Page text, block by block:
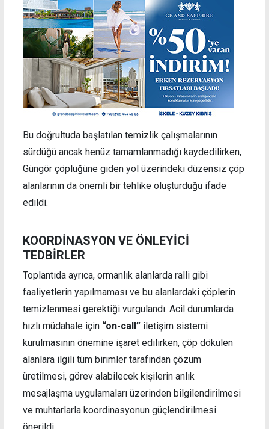
Bu doğrultuda başlatılan temizlik çalışmalarının
sürdüğü ancak henüz tamamlanmadığı kaydedilirken,
Güngör çöplüğüne giden yol üzerindeki düzensiz çöp
alanlarının da önemli bir tehlike oluşturduğu ifade
edildi.
KOORDİNASYON VE ÖNLEYİCİ
TEDBİRLER
Toplantıda ayrıca, ormanlık alanlarda ralli gibi
faaliyetlerin yapılmaması ve bu alanlardaki çöplerin
temizlenmesi gerektiği vurgulandı. Acil durumlarda
hızlı müdahale için “on-call” iletişim sistemi
kurulmasının önemine işaret edilirken, çöp dökülen
alanlara ilgili tüm birimler tarafından çözüm
üretilmesi, görev alabilecek kişilerin anlık
mesajlaşma uygulamaları üzerinden bilgilendirilmesi
ve muhtarlarla koordinasyonun güçlendirilmesi